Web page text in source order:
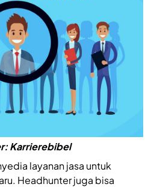
Karrierebibel
layanan jasa untuk
Headhunter juga bisa